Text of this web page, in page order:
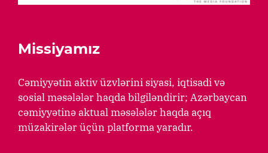
Missiyamız
Cəmiyyətin aktiv üzvlərini siyasi, iqtisadi və
sosial məsələlər haqda bilgiləndirir; Azərbaycan
cəmiyyətinə aktual məsələlər haqda açıq
müzakirələr üçün platforma yaradır.